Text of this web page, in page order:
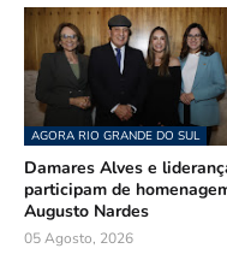
AGORA RIO GRANDE DO SUL
Damares Alves e
participam de
Augusto Nardes
05 Agosto, 2026